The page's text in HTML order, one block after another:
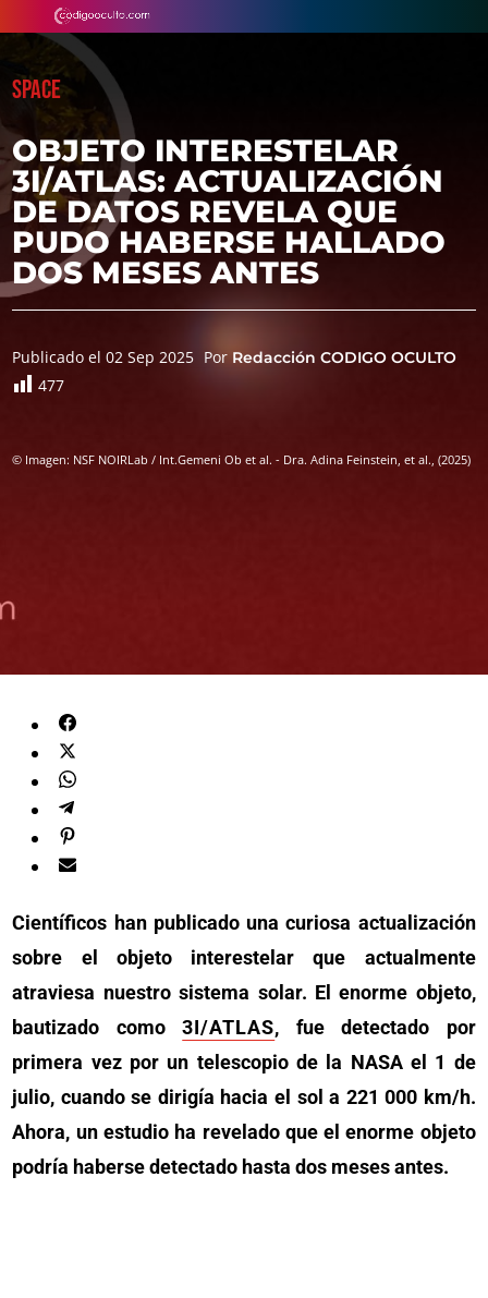
SPACE
OBJETO INTERESTELAR
3I/ATLAS: ACTUALIZACIÓN
DE DATOS REVELA QUE
PUDO HABERSE HALLADO
DOS MESES ANTES
Publicado el 02 Sep 2025 Por Redacción CODIGO OCULTO
477
© Imagen: NSF NOIRLab / Int.Gemeni Ob et al. - Dra. Adina Feinstein, et al., (2025)
Científicos han publicado una curiosa actualización
sobre el objeto interestelar que actualmente
atraviesa nuestro sistema solar. El enorme objeto,
bautizado como3I/ATLAS, fue detectado por
primera vez por un telescopio de la NASA el 1 de
julio, cuando se dirigía hacia el sol a 221 000 km/h.
Ahora, un estudio ha revelado que el enorme objeto
podría haberse detectado hasta dos meses antes.